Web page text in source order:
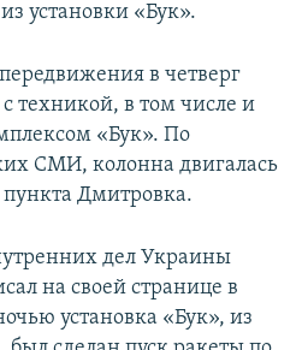
установки «Бук».
в четверг
техникой, в том числе и
«Бук». По
СМИ, колонна двигалась
пункта Дмитровка.
дел Украины
на своей странице в
установка «Бук», из